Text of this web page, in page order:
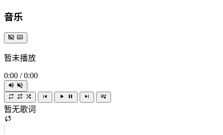
音乐
暂未播放
0:00 / 0:00
暂无歌词